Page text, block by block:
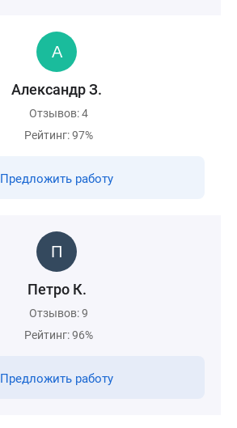
Александр З.
Отзывов: 4
Рейтинг: 97%
Предложить работу
Петро К.
Отзывов: 9
Рейтинг: 96%
Предложить работу